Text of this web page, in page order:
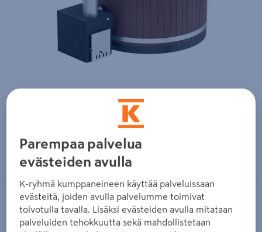
Zoomaa kuvaa sormilla kosketusnäytöllä
Kylpytynnyri Kirami Steady M Cube
Parempaa palvelua
evästeiden avulla
K-ryhmä kumppaneineen käyttää palveluissaan
evästeitä, joiden avulla palvelumme toimivat
toivotulla tavalla. Lisäksi evästeiden avulla mitataan
palveluiden tehokkuutta sekä mahdollistetaan